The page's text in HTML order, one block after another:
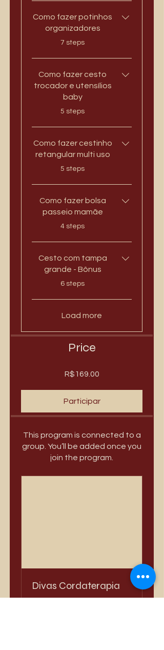
Como fazer potinhos
organizadores
.
7 steps
Como fazer cesto
trocador e utensílios
baby
.
5 steps
Como fazer cestinho
retangular multi uso
.
5 steps
Como fazer bolsa
passeio mamãe
.
4 steps
Cesto com tampa
grande - Bônus
.
6 steps
Load more
Price
R$169.00
Participar
This program is connected to a
group. You’ll be added once you
join the program.
Divas Cordaterapia